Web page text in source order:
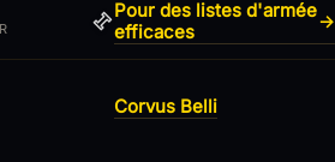
Pour des listes d'armée
efficaces
→
Corvus Belli